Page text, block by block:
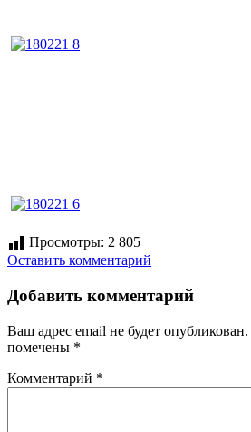
Просмотры: 2 805
Оставить комментарий
Добавить комментарий
Ваш адрес email не будет опубликован.
помечены *
Комментарий *